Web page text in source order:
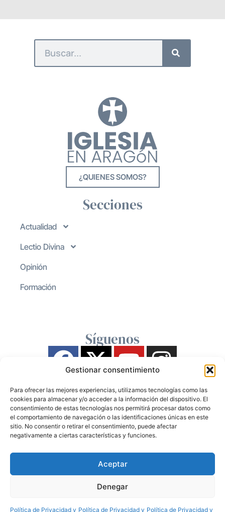
Gestionar consentimiento
Para ofrecer las mejores experiencias, utilizamos tecnologías como las
cookies para almacenar y/o acceder a la información del dispositivo. El
consentimiento de estas tecnologías nos permitirá procesar datos como
el comportamiento de navegación o las identificaciones únicas en este
sitio. No consentir o retirar el consentimiento, puede afectar
negativamente a ciertas características y funciones.
Aceptar
Denegar
Política de Privacidad y Política de Privacidad y Política de Privacidad y
¿QUIENES SOMOS?
Secciones
Actualidad
Lectio Divina
Opinión
Formación
Síguenos